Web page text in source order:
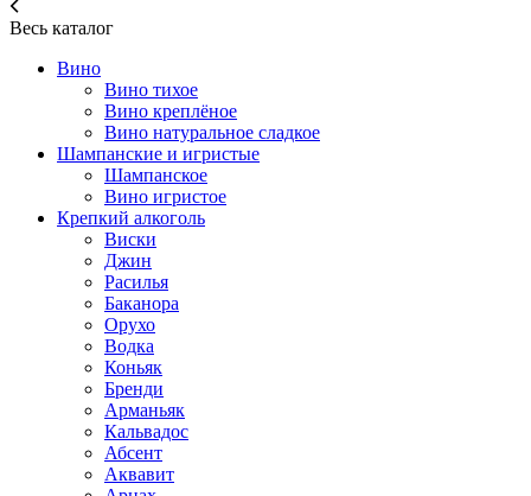
Весь каталог
Вино
Вино тихое
Вино креплёное
Вино натуральное сладкое
Шампанские и игристые
Шампанское
Вино игристое
Крепкий алкоголь
Виски
Джин
Расилья
Баканора
Орухо
Водка
Коньяк
Бренди
Арманьяк
Кальвадос
Абсент
Аквавит